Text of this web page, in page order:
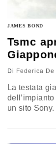
JAMES BOND
Tsmc
Di Federica
La testata
un sito